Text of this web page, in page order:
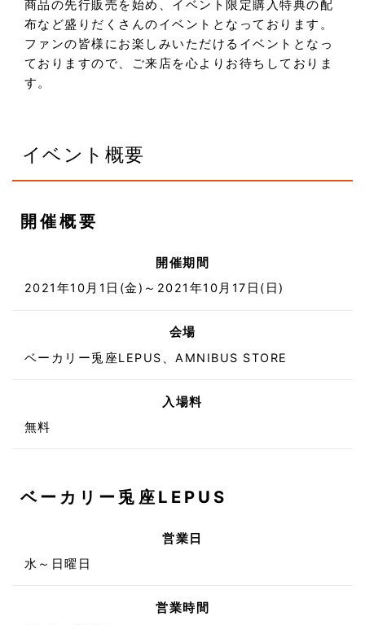
商品の先行販売を始め、イベント限定購入特典の配
布など盛りだくさんのイベントとなっております。
ファンの皆様にお楽しみいただけるイベントとなっ
ておりますので、ご来店を心よりお待ちしておりま
す。
イベント概要
開催概要
開催期間
2021年10月1日(金)～2021年10月17日(日)
会場
ベーカリー兎座LEPUS、AMNIBUS STORE
入場料
無料
ベーカリー兎座LEPUS
営業日
水～日曜日
営業時間